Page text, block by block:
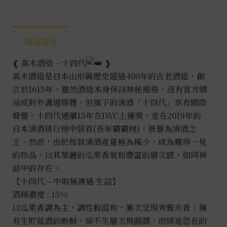
量
商品描述
❰ 高木酒造 – 十四代
❱
高木酒造是日本山形縣歷史超過400年的古老酒造，創
立於1615年。雖然酒造本身保持神秘風格，沒有官方網
站或對外溝通媒體，但旗下的清酒「十四代」享有國際
聲譽。十四代連續15年在IWC上獲獎，並在2019年的
日本清酒排行榜中居首(長年霸霸榜)，被譽為清酒之
王。然而，由於每款清酒產量極為稀少，成為難得一見
的珍品，以其華麗的瓜果香氣和豐富的層次感，如同神
話中的存在。
【十四代 – 中取無濾過 生詰】
酒精濃度 : 15%
以瓜果香調為主，調性較溫和，漸次呈現秀雅米香；擁
有生貯蔵酒的新鮮，卻不失層次與圓潤，而綿延悠長的